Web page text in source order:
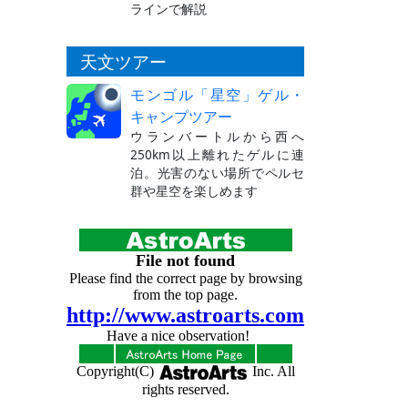
ラインで解説
天文ツアー
モンゴル「星空」ゲル・
キャンプツアー
ウランバートルから西へ
250km以上離れたゲルに連
泊。光害のない場所でペルセ
群や星空を楽しめます